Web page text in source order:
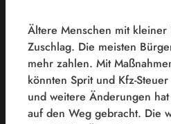
Ältere Menschen mit
Zuschlag. Die meisten
mehr zahlen. Mit
könnten Sprit und Kfz-
und weitere Änderungen
auf den Weg gebracht. Die